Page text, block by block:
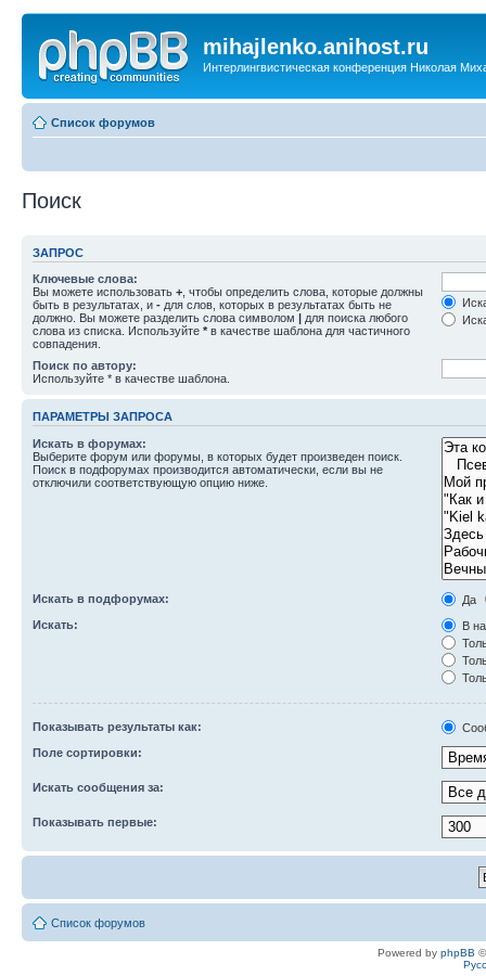
mihajlenko.anihost.ru
Интерлингвистическая конференция Николая
Список форумов
Поиск
ЗАПРОС
Ключевые слова:
Вы можете использовать + , чтобы определить слова, которые должны
быть в результатах, и - для слов, которых в результатах быть не
должно. Вы можете разделить слова символом | для поиска любого
слова из списка. Используйте * в качестве шаблона для частичного
совпадения.
Поиск по автору:
Используйте * в качестве шаблона.
ПАРАМЕТРЫ ЗАПРОСА
Искать в форумах:
Выберите форум или форумы, в которых будет произведен поиск.
Поиск в подфорумах производится автоматически, если вы не
отключили соответствующую опцию ниже.
Искать в подфорумах:
Да
Искать:
В
Показывать результаты как:
Поле сортировки:
Искать сообщения за:
Показывать первые:
Список форумов
Powered by phpBB